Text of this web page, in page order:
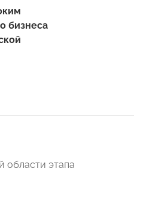
бизнеса
области этапа